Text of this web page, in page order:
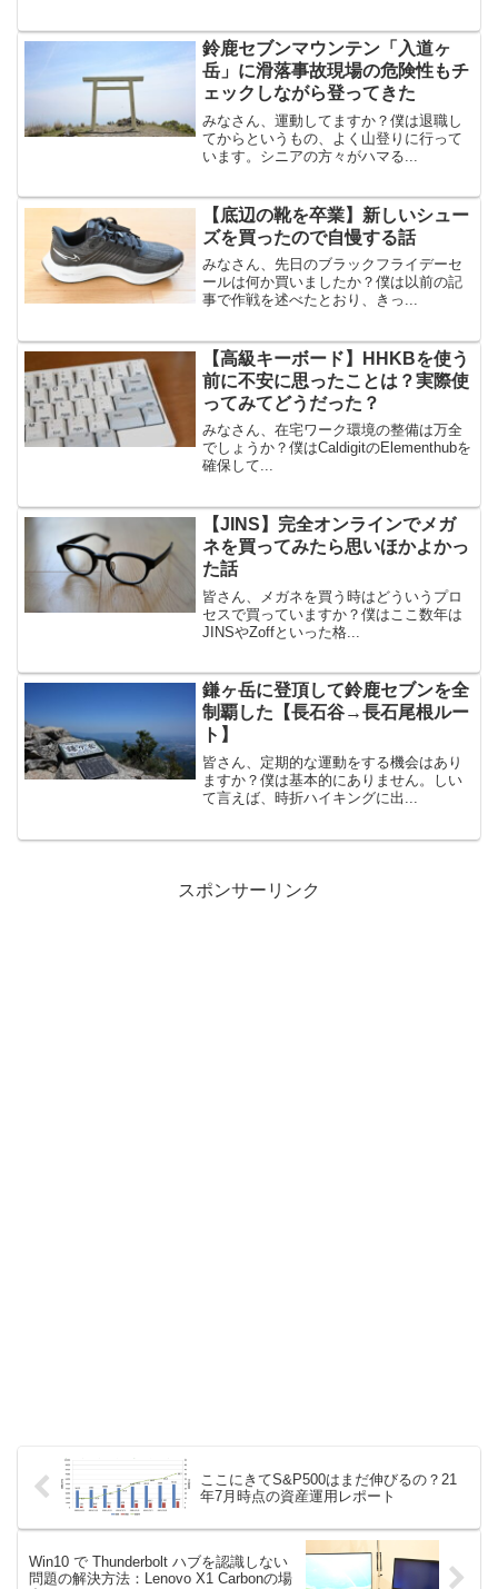
鈴鹿セブンマウンテン「入道ヶ
岳」に滑落事故現場の危険性もチ
ェックしながら登ってきた
みなさん、運動してますか？僕は退職し
てからというもの、よく山登りに行って
います。シニアの方々がハマる...
【底辺の靴を卒業】新しいシュー
ズを買ったので自慢する話
みなさん、先日のブラックフライデーセ
ールは何か買いましたか？僕は以前の記
事で作戦を述べたとおり、きっ...
【高級キーボード】HHKBを使う
前に不安に思ったことは？実際使
ってみてどうだった？
みなさん、在宅ワーク環境の整備は万全
でしょうか？僕はCaldigitのElementhubを
確保して...
【JINS】完全オンラインでメガ
ネを買ってみたら思いほかよかっ
た話
皆さん、メガネを買う時はどういうプロ
セスで買っていますか？僕はここ数年は
JINSやZoffといった格...
鎌ヶ岳に登頂して鈴鹿セブンを全
制覇した【長石谷→長石尾根ルー
ト】
皆さん、定期的な運動をする機会はあり
ますか？僕は基本的にありません。しい
て言えば、時折ハイキングに出...
スポンサーリンク
ここにきてS&P500はまだ伸びるの？21
年7月時点の資産運用レポート
Win10 で Thunderbolt ハブを認識しない
問題の解決方法：Lenovo X1 Carbonの場